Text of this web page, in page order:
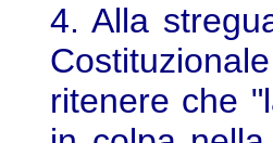
4. Alla
ritenere che